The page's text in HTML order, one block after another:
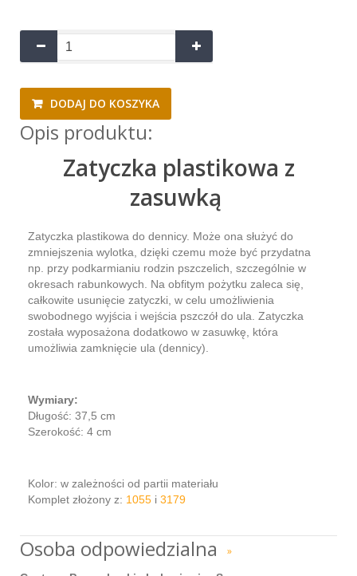
DODAJ DO KOSZYKA
Opis produktu:
Zatyczka plastikowa z
zasuwką
Zatyczka plastikowa do dennicy. Może ona służyć do
zmniejszenia wylotka, dzięki czemu może być przydatna
np. przy podkarmianiu rodzin pszczelich, szczególnie w
okresach rabunkowych. Na obfitym pożytku zaleca się,
całkowite usunięcie zatyczki, w celu umożliwienia
swobodnego wyjścia i wejścia pszczół do ula. Zatyczka
została wyposażona dodatkowo w zasuwkę, która
umożliwia zamknięcie ula (dennicy).
Wymiary:
Długość: 37,5 cm
Szerokość: 4 cm
Kolor: w zależności od partii materiału
Komplet złożony z: 1055 i 3179
Osoba odpowiedzialna »